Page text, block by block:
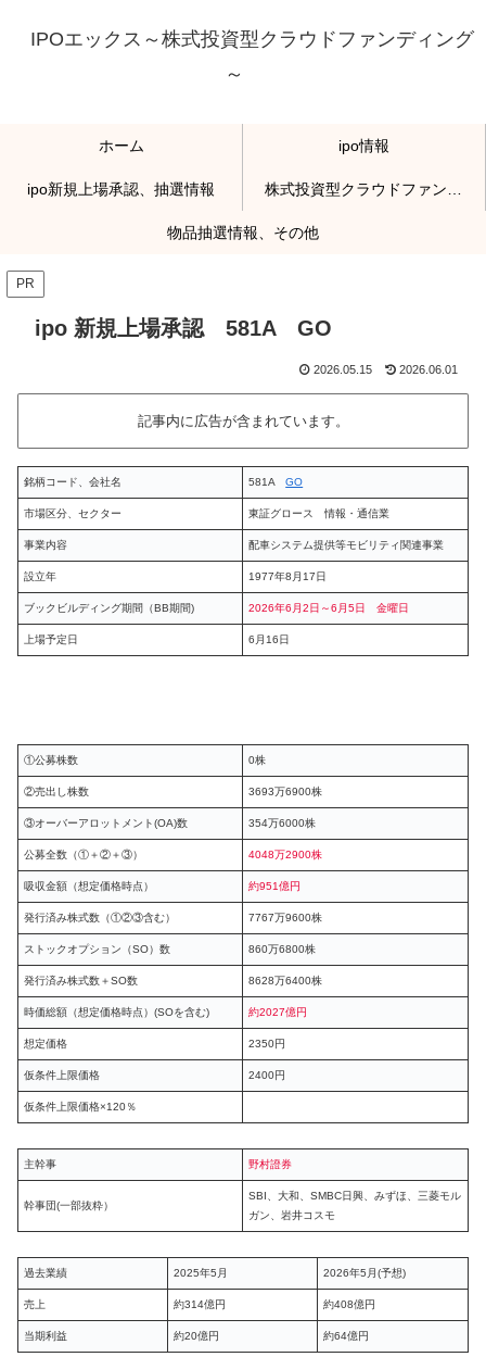
IPOエックス～株式投資型クラウドファンディング
～
ホーム ipo情報
ipo新規上場承認、抽選情報
物品抽選情報、その他
PR
ipo 新規上場承認 581A GO
2026.05.15 2026.06.01
記事内に広告が含まれています。
銘柄コード、会社名 581AGO
市場区分、セクター 東証グロース 情報・通信業
事業内容 配車システム提供等モビリティ関連事業
設立年 1977年8月17日
ブックビルディング期間（BB期間) 2026年6月2日～6月5日 金曜日
上場予定日 6月16日
①公募株数 0株
②売出し株数 3693万6900株
③オーバーアロットメント(OA)数 354万6000株
公募全数（①＋②＋③） 4048万2900株
吸収金額（想定価格時点） 約951億円
発行済み株式数（①②③含む） 7767万9600株
ストックオプション（SO）数 860万6800株
発行済み株式数＋SO数 8628万6400株
時価総額（想定価格時点）(SOを含む) 約2027億円
想定価格 2350円
仮条件上限価格 2400円
仮条件上限価格×120％
主幹事 野村證券
幹事団(一部抜粋）
SBI、大和、SMBC日興、みずほ、三菱モル
ガン、岩井コスモ
過去業績 2025年5月 2026年5月(予想)
売上 約314億円 約408億円
当期利益 約20億円 約64億円